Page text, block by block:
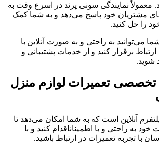
معمولاً نمایندگی سونی پرند در اسرع وقت به
مشتریان خود پاسخ می‌دهد و به شما کمک
را حل کنید.
می‌توانید به راحتی و به صورت آنلاین با
برقرار کنید و از خدمات پشتیبانی و
شوید.
تعمیرات لوازم منزل
آنلاین است که به شما امکان می‌دهد تا
به راحتی و با اطمیناناقدام کنید و با
با تجربه تعمیرات در ارتباط باشید.